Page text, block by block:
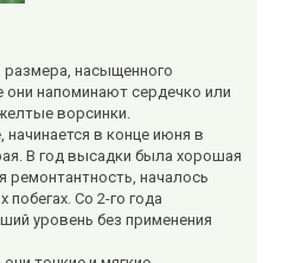
насыщенного
напоминают сердечко или
ворсинки.
в конце июня в
В год высадки была хорошая
ремонтантность, началось
Со 2-го года
уровень без применения